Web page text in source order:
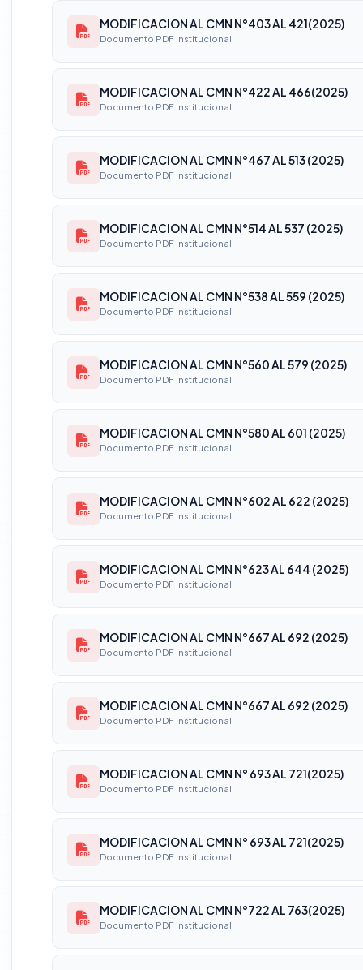
MODIFICACION AL CMN N°403 AL 421(2025)
Documento PDF Institucional
MODIFICACION AL CMN N°422 AL 466(2025)
Documento PDF Institucional
MODIFICACION AL CMN N°467 AL 513 (2025)
Documento PDF Institucional
MODIFICACION AL CMN N°514 AL 537 (2025)
Documento PDF Institucional
MODIFICACION AL CMN N°538 AL 559 (2025)
Documento PDF Institucional
MODIFICACION AL CMN N°560 AL 579 (2025)
Documento PDF Institucional
MODIFICACION AL CMN N°580 AL 601 (2025)
Documento PDF Institucional
MODIFICACION AL CMN N°602 AL 622 (2025)
Documento PDF Institucional
MODIFICACION AL CMN N°623 AL 644 (2025)
Documento PDF Institucional
MODIFICACION AL CMN N°667 AL 692 (2025)
Documento PDF Institucional
MODIFICACION AL CMN N°667 AL 692 (2025)
Documento PDF Institucional
MODIFICACION AL CMN N° 693 AL 721(2025)
Documento PDF Institucional
MODIFICACION AL CMN N° 693 AL 721(2025)
Documento PDF Institucional
MODIFICACION AL CMN N°722 AL 763(2025)
Documento PDF Institucional